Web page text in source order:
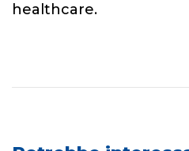
healthcare.